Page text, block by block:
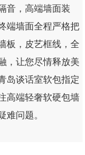
音，高端墙面装
端墙面全程严格把
板，皮艺框线，全
，让您尽情释放美
岛谈话室软包指定
高端轻奢软硬包墙
难问题。